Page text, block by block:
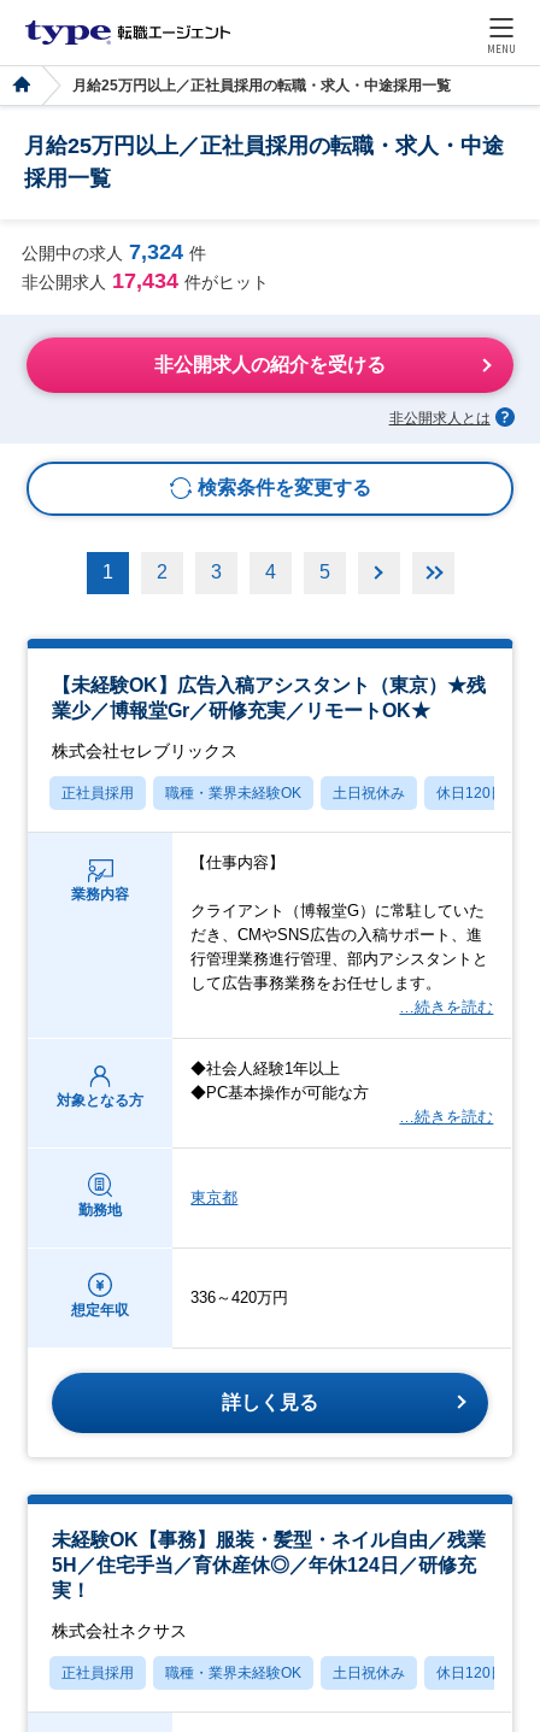
MENU
月給25万円以上／正社員採用の転職・求人・中途採用一覧
月給25万円以上／正社員採用の転職・求人・中途
採用一覧
公開中の求人 7,324 件
非公開求人 17,434 件がヒット
非公開求人の紹介を受ける
非公開求人とは
検索条件を変更する
1 2 3 4 5
【未経験OK】広告入稿アシスタント（東京）★残
業少／博報堂Gr／研修充実／リモートOK★
株式会社セレブリックス
正社員採用 職種・業界未経験OK 土日祝休み 休日120日以上
業務内容
【仕事内容】
クライアント（博報堂G）に常駐していた
だき、CMやSNS広告の入稿サポート、進
行管理業務進行管理、部内アシスタントと
して広告事務業務をお任せします。
…続きを読む
対象となる方
◆社会人経験1年以上
◆PC基本操作が可能な方
…続きを読む
勤務地
東京都
想定年収
336～420万円
詳しく見る
未経験OK【事務】服装・髪型・ネイル自由／残業
5H／住宅手当／育休産休◎／年休124日／研修充
実！
株式会社ネクサス
正社員採用 職種・業界未経験OK 土日祝休み 休日120日以上